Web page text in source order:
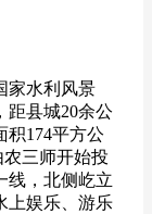
家水利风景
县城20余公
积174平方公
农三师开始投
线，北侧屹立
上娱乐、游乐